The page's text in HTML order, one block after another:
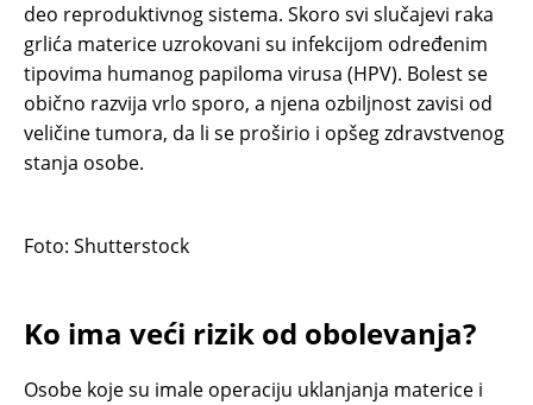
deo reproduktivnog sistema. Skoro svi slučajevi raka
grlića materice uzrokovani su infekcijom određenim
tipovima humanog papiloma virusa (HPV). Bolest se
obično razvija vrlo sporo, a njena ozbiljnost zavisi od
veličine tumora, da li se proširio i opšeg zdravstvenog
stanja osobe.
Foto: Shutterstock
Ko ima veći rizik od obolevanja?
Osobe koje su imale operaciju uklanjanja materice i